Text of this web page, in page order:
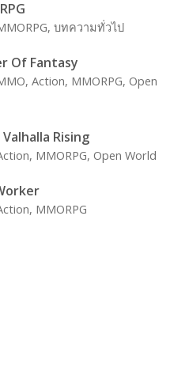
บทความทั่วไป
Of Fantasy
Action, MMORPG, Open
Rising
MMORPG, Open World
MMORPG